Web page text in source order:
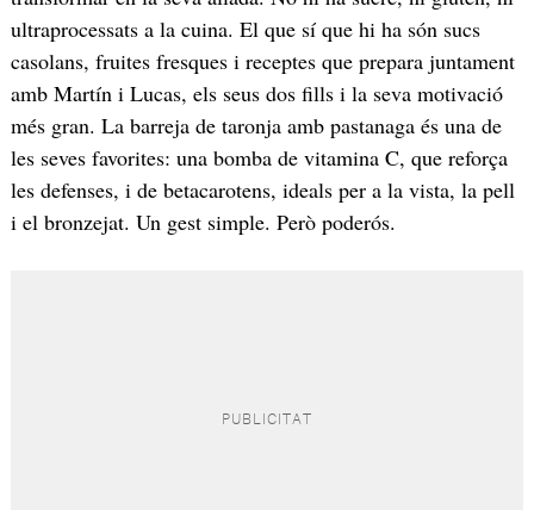
ultraprocessats a la cuina. El que sí que hi ha són sucs
casolans, fruites fresques i receptes que prepara juntament
amb Martín i Lucas, els seus dos fills i la seva motivació
més gran. La barreja de taronja amb pastanaga és una de
les seves favorites: una bomba de vitamina C, que reforça
les defenses, i de betacarotens, ideals per a la vista, la pell
i el bronzejat. Un gest simple. Però poderós.